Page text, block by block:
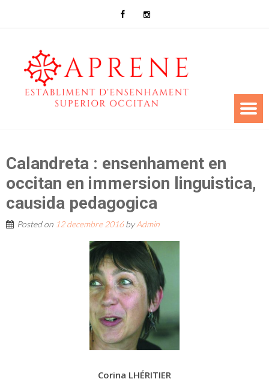
Calandreta : ensenhament en
occitan en immersion linguistica,
causida pedagogica
Posted on 12 decembre 2016byAdmin
Corina LHÉRITIER